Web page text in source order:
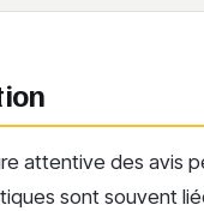
attentive des avis
sont souvent